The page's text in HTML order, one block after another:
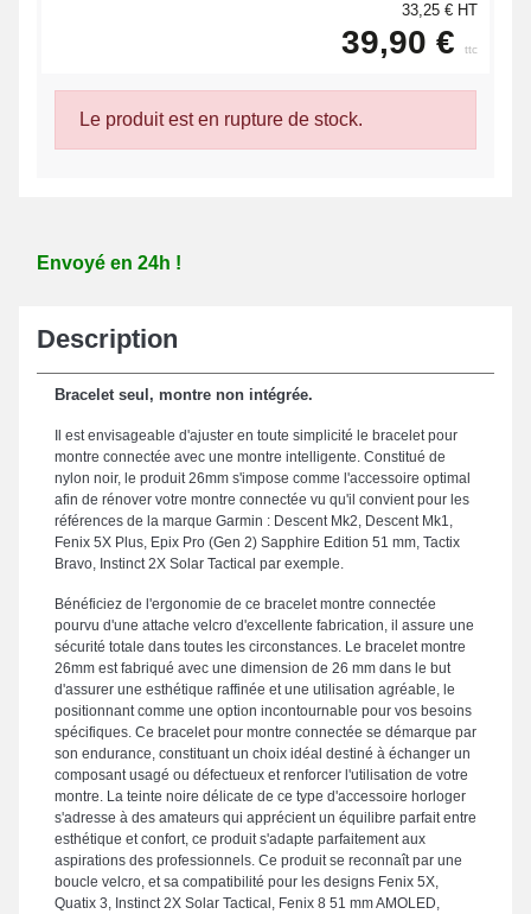
33,25 € HT
39,90 € ttc
Le produit est en rupture de stock.
Envoyé en 24h !
Description
Bracelet seul, montre non intégrée.
Il est envisageable d'ajuster en toute simplicité le bracelet pour
montre connectée avec une montre intelligente. Constitué de
nylon noir, le produit 26mm s'impose comme l'accessoire optimal
afin de rénover votre montre connectée vu qu'il convient pour les
références de la marque Garmin : Descent Mk2, Descent Mk1,
Fenix 5X Plus, Epix Pro (Gen 2) Sapphire Edition 51 mm, Tactix
Bravo, Instinct 2X Solar Tactical par exemple.
Bénéficiez de l'ergonomie de ce bracelet montre connectée
pourvu d'une attache velcro d'excellente fabrication, il assure une
sécurité totale dans toutes les circonstances. Le bracelet montre
26mm est fabriqué avec une dimension de 26 mm dans le but
d'assurer une esthétique raffinée et une utilisation agréable, le
positionnant comme une option incontournable pour vos besoins
spécifiques. Ce bracelet pour montre connectée se démarque par
son endurance, constituant un choix idéal destiné à échanger un
composant usagé ou défectueux et renforcer l'utilisation de votre
montre. La teinte noire délicate de ce type d'accessoire horloger
s'adresse à des amateurs qui apprécient un équilibre parfait entre
esthétique et confort, ce produit s'adapte parfaitement aux
aspirations des professionnels. Ce produit se reconnaît par une
boucle velcro, et sa compatibilité pour les designs Fenix 5X,
Quatix 3, Instinct 2X Solar Tactical, Fenix 8 51 mm AMOLED,